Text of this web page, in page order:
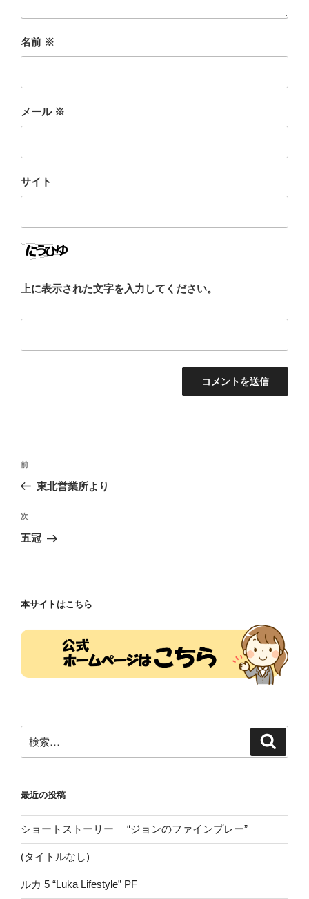
名前 ※
メール ※
サイト
上に表示された文字を入力してください。
投
ビ
ゲ
ン
前
の
稿
前
東北営業所より
次
の
次
五冠
本サイトはこちら
索:
最近の投稿
ショートストーリー “ジョンのファインプレー”
(タイトルなし)
ルカ 5 “Luka Lifestyle” PF